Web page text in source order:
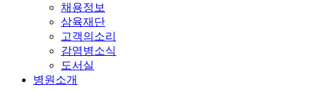
채용정보
삼육재단
고객의소리
감염병소식
도서실
병원소개